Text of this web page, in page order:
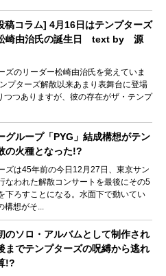
稿コラム] 4月16日はテンプターズ
崎由治氏の誕生日 text by 源
ズのリーダー松崎由治氏を覚えていま
プターズ解散以来あまり表舞台に登場
つつありますが、彼の存在がザ・テンプ
グループ「PYG」結成構想がテン
の火種となった!?
ズは45年前の今日12月27日、東京サン
なわれた解散コンサートを最後にその5
下ろすことになる。水面下で動いてい
構想がそ...
のソロ・アルバムとして制作され
までテンプターズの呪縛から逃れ
!?